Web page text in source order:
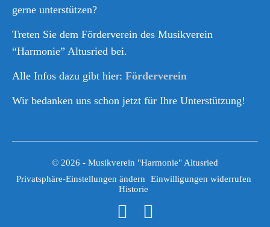
gerne unterstützen?
Treten Sie dem Förderverein des Musikverein
“Harmonie” Altusried bei.
Alle Infos dazu gibt hier: Förderverein
Wir bedanken uns schon jetzt für Ihre Unterstützung!
© 2026 - Musikverein "Harmonie" Altusried
Privatsphäre-Einstellungen ändern
Einwilligungen widerrufen
Historie